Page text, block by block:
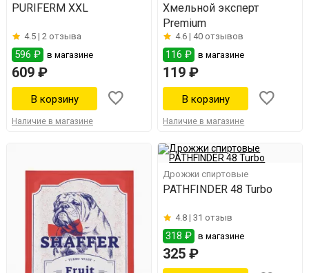
PURIFERM XXL
4.5 | 2 отзыва
596 ₽ в магазине
609 ₽
Наличие в магазине
Хмельной эксперт
Premium
4.6 | 40 отзывов
116 ₽ в магазине
119 ₽
Наличие в магазине
Дрожжи спиртовые
PATHFINDER 48 Turbo
4.8 |31 отзыв
318 ₽ в магазине
325 ₽